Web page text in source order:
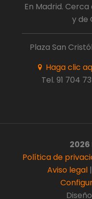
En Madrid.
y de
Plaza San
Haga clic
Tel. 91 704 73
2026
Política de
Aviso legal |